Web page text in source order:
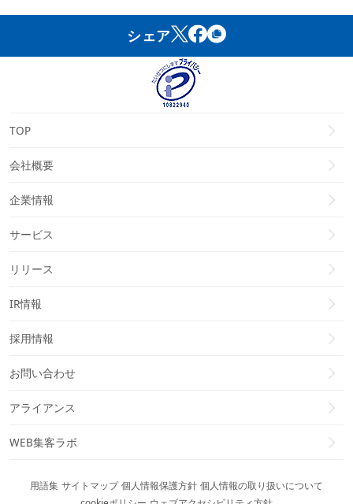
シェア
TOP
会社概要
企業情報
サービス
リリース
IR情報
採用情報
お問い合わせ
アライアンス
WEB集客ラボ
用語集 サイトマップ 個人情報保護方針 個人情報の取り扱いについて